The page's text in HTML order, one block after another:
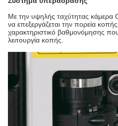
Με την υψηλής ταχύτητας κάμερα
να επεξεργάζεται την πορεία
χαρακτηριστικό βαθμονόμησης
λειτουργία κοπής.